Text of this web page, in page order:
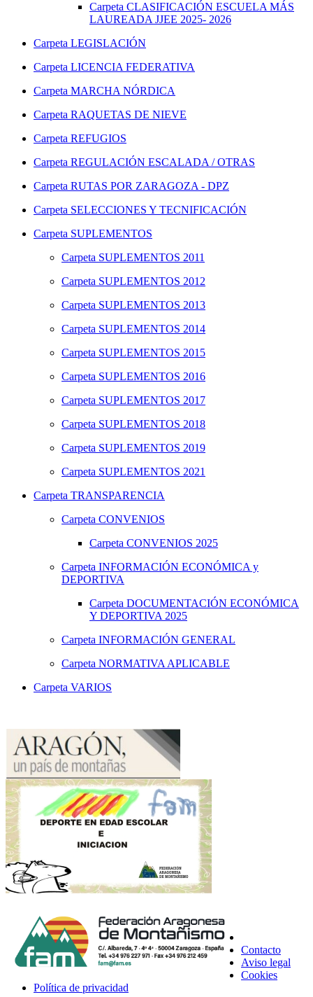
Carpeta CLASIFICACIÓN ESCUELA MÁS
LAUREADA JJEE 2025- 2026
Carpeta LEGISLACIÓN
Carpeta LICENCIA FEDERATIVA
Carpeta MARCHA NÓRDICA
Carpeta RAQUETAS DE NIEVE
Carpeta REFUGIOS
Carpeta REGULACIÓN ESCALADA / OTRAS
Carpeta RUTAS POR ZARAGOZA - DPZ
Carpeta SELECCIONES Y TECNIFICACIÓN
Carpeta SUPLEMENTOS
Carpeta SUPLEMENTOS 2011
Carpeta SUPLEMENTOS 2012
Carpeta SUPLEMENTOS 2013
Carpeta SUPLEMENTOS 2014
Carpeta SUPLEMENTOS 2015
Carpeta SUPLEMENTOS 2016
Carpeta SUPLEMENTOS 2017
Carpeta SUPLEMENTOS 2018
Carpeta SUPLEMENTOS 2019
Carpeta SUPLEMENTOS 2021
Carpeta TRANSPARENCIA
Carpeta CONVENIOS
Carpeta CONVENIOS 2025
Carpeta INFORMACIÓN ECONÓMICA y
DEPORTIVA
Carpeta DOCUMENTACIÓN ECONÓMICA
Y DEPORTIVA 2025
Carpeta INFORMACIÓN GENERAL
Carpeta NORMATIVA APLICABLE
Carpeta VARIOS
Contacto
Aviso legal
Cookies
Política de privacidad